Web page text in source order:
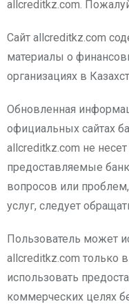
allcreditkz.com.
Сайт allcreditkz.com
материалы о
организациях в
Обновленная
официальных сайтах
allcreditkz.com не несет
предоставляемые
вопросов или
услуг, следует
Пользователь может
allcreditkz.com только
использовать
коммерческих целях